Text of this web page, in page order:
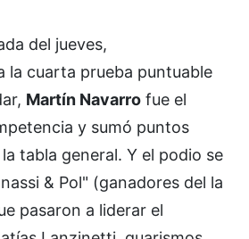
del jueves,
la cuarta prueba puntuable
Martín Navarro fue el
y sumó puntos
tabla general. Y el podio se
& Pol" (ganadores del la
pasaron a liderar el